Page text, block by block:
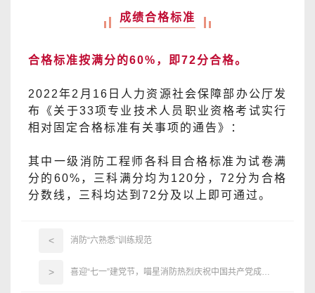
成绩合格标准
合格标准按满分的60%，即72分合格。
2022年2月16日人力资源社会保障部办公厅发
布《关于33项专业技术人员职业资格考试实行
相对固定合格标准有关事项的通告》：
其中一级消防工程师各科目合格标准为试卷满
分的60%，三科满分均为120分，72分为合格
分数线，三科均达到72分及以上即可通过。
< 消防“六熟悉”训练规范
喜迎“七一”建党节，喵星消防热烈庆祝中国共产党成立102周年！
>